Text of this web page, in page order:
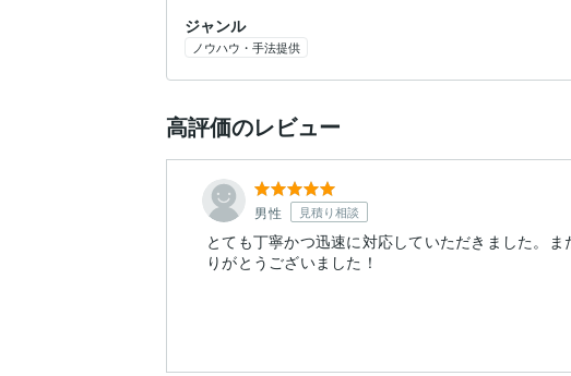
ジャンル
ノウハウ・手法提供
高評価のレビュー
男性 見積り相談
とても丁寧かつ迅速に対応していただきました。
りがとうございました！